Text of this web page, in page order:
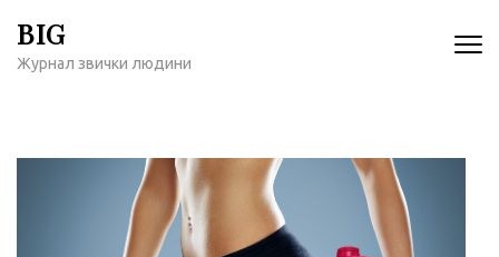
содержимому
BIG
Журнал звички людини